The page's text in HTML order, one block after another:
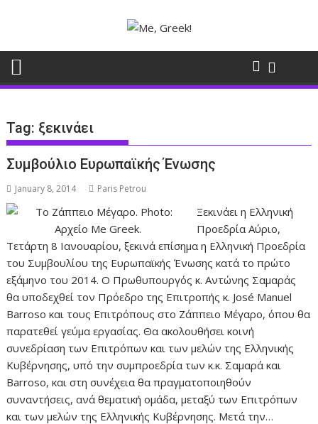
Tag: ξεκινάει
Συμβούλιο Ευρωπαϊκής Ένωσης
January 8, 2014 Paris Petrou
Ξεκινάει η Ελληνική
Προεδρία Αύριο,
Τετάρτη 8 Ιανουαρίου, ξεκινά επίσημα η Ελληνική Προεδρία
του Συμβουλίου της Ευρωπαϊκής Ένωσης κατά το πρώτο
εξάμηνο του 2014. Ο Πρωθυπουργός κ. Αντώνης Σαμαράς
θα υποδεχθεί τον Πρόεδρο της Επιτροπής κ. José Manuel
Barroso και τους Επιτρόπους στο Ζάππειο Μέγαρο, όπου θα
παρατεθεί γεύμα εργασίας. Θα ακολουθήσει κοινή
συνεδρίαση των Επιτρόπων και των μελών της Ελληνικής
Κυβέρνησης, υπό την συμπροεδρία των κ.κ. Σαμαρά και
Barroso, και στη συνέχεια θα πραγματοποιηθούν
συναντήσεις, ανά θεματική ομάδα, μεταξύ των Επιτρόπων
και των μελών της Ελληνικής Κυβέρνησης. Μετά την…